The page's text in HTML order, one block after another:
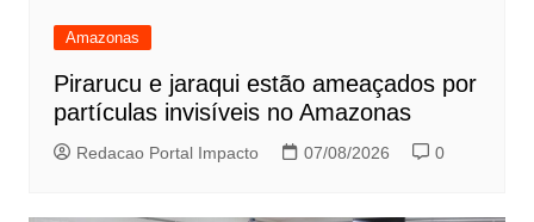
Amazonas
Pirarucu e jaraqui estão ameaçados por
partículas invisíveis no Amazonas
Redacao Portal Impacto 07/08/2026 0